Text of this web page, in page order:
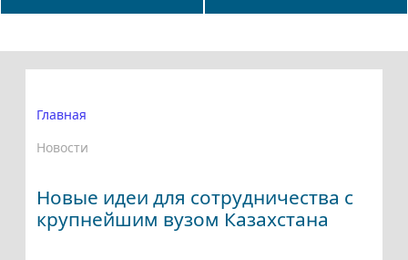
Главная
Новости
Новые идеи для сотрудничества с
крупнейшим вузом Казахстана